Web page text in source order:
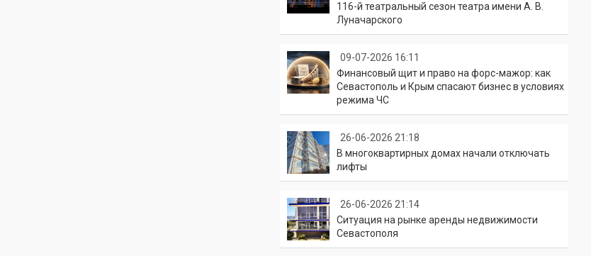
116-й театральный сезон театра имени А. В.
Луначарского
09-07-2026 16:11
Финансовый щит и право на форс-мажор: как
Севастополь и Крым спасают бизнес в условиях
режима ЧС
26-06-2026 21:18
В многоквартирных домах начали отключать
лифты
26-06-2026 21:14
Ситуация на рынке аренды недвижимости
Севастополя